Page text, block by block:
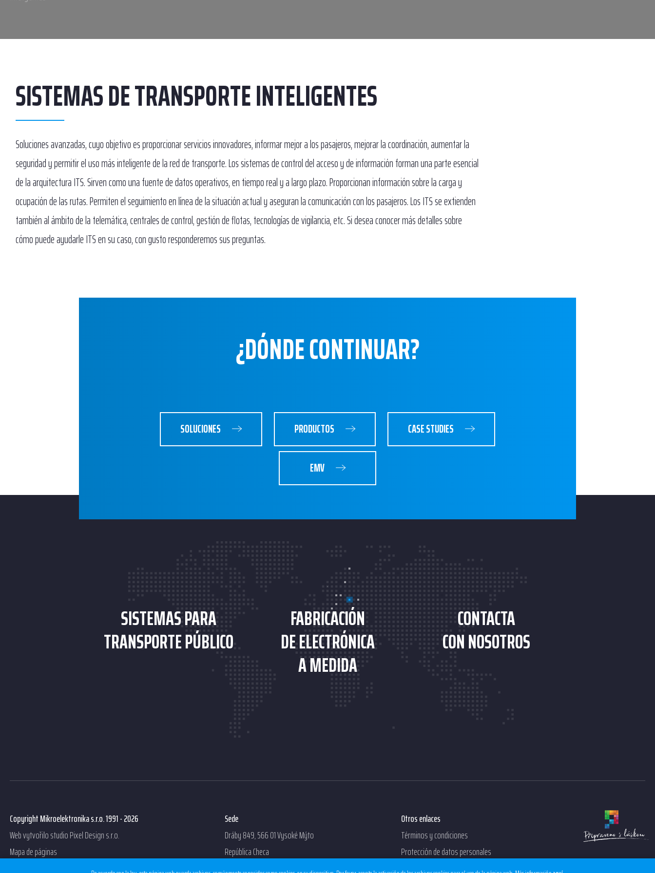
SISTEMAS DE TRANSPORTE INTELIGENTES
Soluciones avanzadas, cuyo objetivo es proporcionar servicios innovadores, informar mejor a los pasajeros, mejorar la coordinación, aumentar la
seguridad y permitir el uso más inteligente de la red de transporte. Los sistemas de control del acceso y de información forman una parte esencial
de la arquitectura ITS. Sirven como una fuente de datos operativos, en tiempo real y a largo plazo. Proporcionan información sobre la carga y
ocupación de las rutas. Permiten el seguimiento en línea de la situación actual y aseguran la comunicación con los pasajeros. Los ITS se extienden
también al ámbito de la telemática, centrales de control, gestión de flotas, tecnologías de vigilancia, etc. Si desea conocer más detalles sobre
cómo puede ayudarle ITS en su caso, con gusto responderemos sus preguntas.
¿DÓNDE CONTINUAR?
SOLUCIONES PRODUCTOS CASE STUDIES
EMV
SISTEMAS PARA
TRANSPORTE PÚBLICO
FABRICACIÓN
DE ELECTRÓNICA
A MEDIDA
CONTACTA
CON NOSOTROS
Copyright Mikroelektronika s.r.o. 1991 - 2026
Web vytvořilo studioPixel Design s.r.o.
Mapa de páginas
Sede
Dráby 849, 566 01 Vysoké Mýto
República Checa
Otros enlaces
Términos y condiciones
Protección de datos personales